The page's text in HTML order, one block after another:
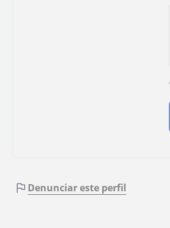
Denunciar este perfil